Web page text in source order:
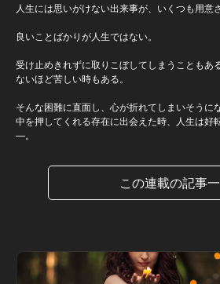
人生には思いがけない出来事が、いくつも用意
良いことばかりが人生ではない。
受け止めきれずに取りこぼしてしまうこともあ
ないほど苦しい時もある。
そんな困難に直面し、心が折れてしまいそうに
中を押してくれる存在に出会えた時、人生は好
—。
この連載の記事